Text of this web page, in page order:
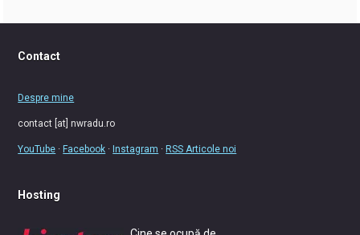
Contact
Despre mine
contact [at] nwradu.ro
YouTube ·Facebook ·Instagram ·RSS Articole noi
Hosting